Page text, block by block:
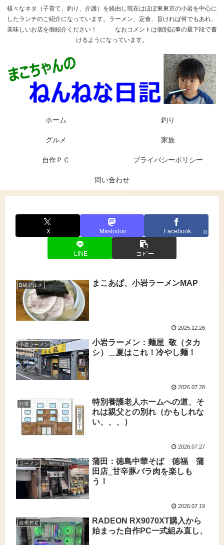
様々なネタ（子育て、釣り、介護）を経由し現在はほぼ東東京の小岩を中心に
したランチのご紹介になっています。ラーメン、定食、旨ければ何でもあれ、
美味しいお店を御紹介ください！ なおコメントは個別記事の最下段で書
けるようになっています。
ホーム 釣り
グルメ 家族
自作ＰＣ プライバシーポリシー
問い合わせ
X Mastodon Facebook 0
LINE コピー
B級グルメ まこあぱ、小岩ラーメンMAP
2025.12.26
小岩ラーメン
小岩ラーメン：麺屋‗敬（タカ
シ）＿夏はこれ！冷やし麺！
2026.07.28
介護
特別養護老人ホームへの道、そ
れは親父との別れ（かもしれな
い、、、）
2026.07.27
ラーメン
蒲田：徳島中華そば 徳福 蒲
田店‗甘辛豚バラ肉を楽しも
う！
2026.07.19
自作ＰＣ
RADEON RX9070XT購入から
始まった自作PC一式組み直し、